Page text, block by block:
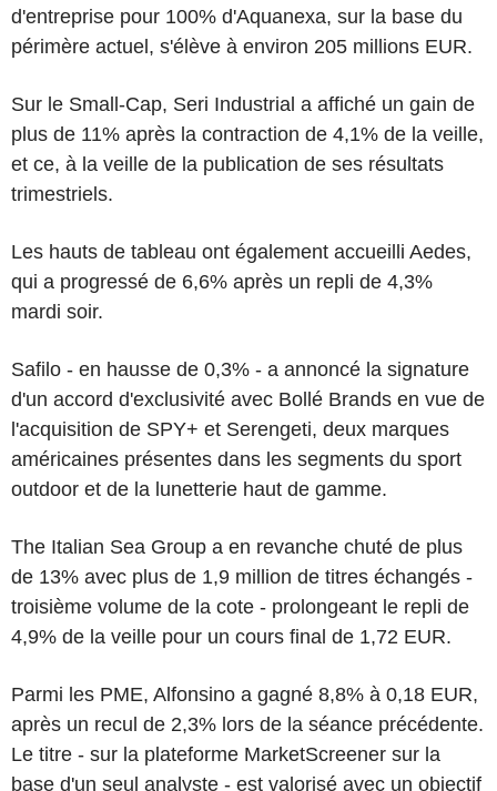
d'entreprise pour 100% d'Aquanexa, sur la base du
périmère actuel, s'élève à environ 205 millions EUR.
Sur le Small-Cap, Seri Industrial a affiché un gain de
plus de 11% après la contraction de 4,1% de la veille,
et ce, à la veille de la publication de ses résultats
trimestriels.
Les hauts de tableau ont également accueilli Aedes,
qui a progressé de 6,6% après un repli de 4,3%
mardi soir.
Safilo - en hausse de 0,3% - a annoncé la signature
d'un accord d'exclusivité avec Bollé Brands en vue de
l'acquisition de SPY+ et Serengeti, deux marques
américaines présentes dans les segments du sport
outdoor et de la lunetterie haut de gamme.
The Italian Sea Group a en revanche chuté de plus
de 13% avec plus de 1,9 million de titres échangés -
troisième volume de la cote - prolongeant le repli de
4,9% de la veille pour un cours final de 1,72 EUR.
Parmi les PME, Alfonsino a gagné 8,8% à 0,18 EUR,
après un recul de 2,3% lors de la séance précédente.
Le titre - sur la plateforme MarketScreener sur la
base d'un seul analyste - est valorisé avec un objectif